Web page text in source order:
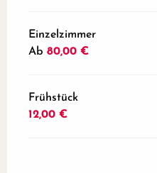
Einzelzimmer
Ab 80,00 €
Frühstück
12,00 €